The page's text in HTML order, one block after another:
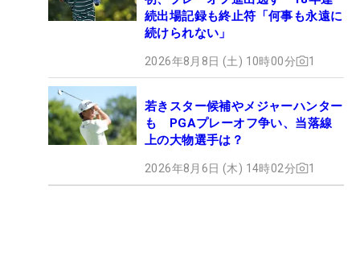
続出場記録も終止符「何事も永遠に
続けられない」
2026年8月8日 (土) 10時00分 1
若きスター候補やメジャーハンター
も PGAプレーオフ争い、当落線
上の大物選手は？
2026年8月6日 (木) 14時02分 1